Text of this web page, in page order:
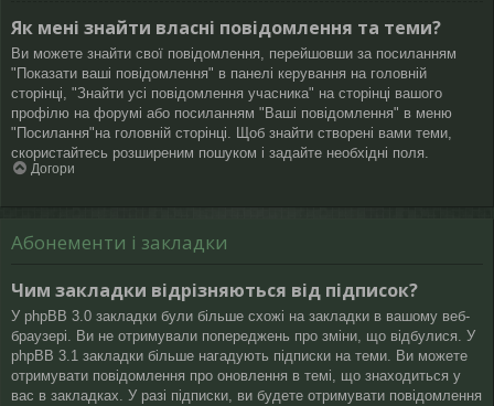
Як мені знайти власні повідомлення та теми?
Ви можете знайти свої повідомлення, перейшовши за посиланням
"Показати ваші повідомлення" в панелі керування на головній
сторінці, "Знайти усі повідомлення учасника" на сторінці вашого
профілю на форумі або посиланням "Ваші повідомлення" в меню
"Посилання"на головній сторінці. Щоб знайти створені вами теми,
скористайтесь розширеним пошуком і задайте необхідні поля.
Догори
Абонементи і закладки
Чим закладки відрізняються від підписок?
У phpBB 3.0 закладки були більше схожі на закладки в вашому веб-
браузері. Ви не отримували попереджень про зміни, що відбулися. У
phpBB 3.1 закладки більше нагадують підписки на теми. Ви можете
отримувати повідомлення про оновлення в темі, що знаходиться у
вас в закладках. У разі підписки, ви будете отримувати повідомлення